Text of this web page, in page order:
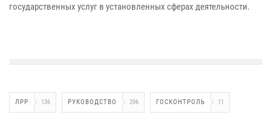
государственных услуг в установленных сферах деятельности.
ЛРР 136 РУКОВОДСТВО 296 ГОСКОНТРОЛЬ 11